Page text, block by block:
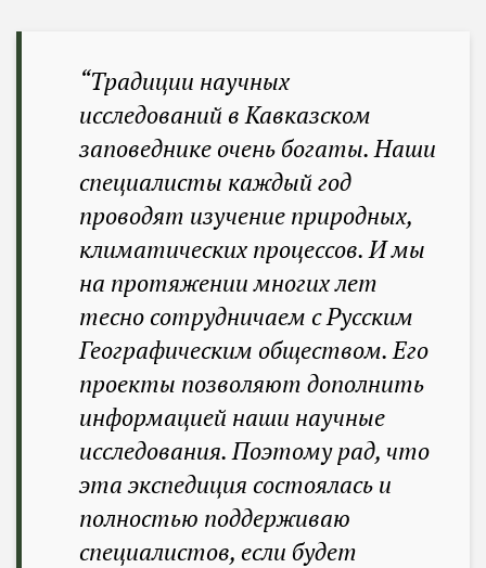
“Традиции научных
исследований в Кавказском
заповеднике очень богаты. Наши
специалисты каждый год
проводят изучение природных,
климатических процессов. И мы
на протяжении многих лет
тесно сотрудничаем с Русским
Географическим обществом. Его
проекты позволяют дополнить
информацией наши научные
исследования. Поэтому рад, что
эта экспедиция состоялась и
полностью поддерживаю
специалистов, если будет